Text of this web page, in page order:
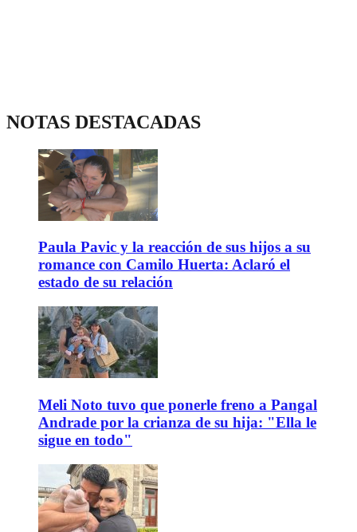
NOTAS DESTACADAS
Paula Pavic y la reacción de sus hijos a su
romance con Camilo Huerta: Aclaró el
estado de su relación
Meli Noto tuvo que ponerle freno a Pangal
Andrade por la crianza de su hija: "Ella le
sigue en todo"